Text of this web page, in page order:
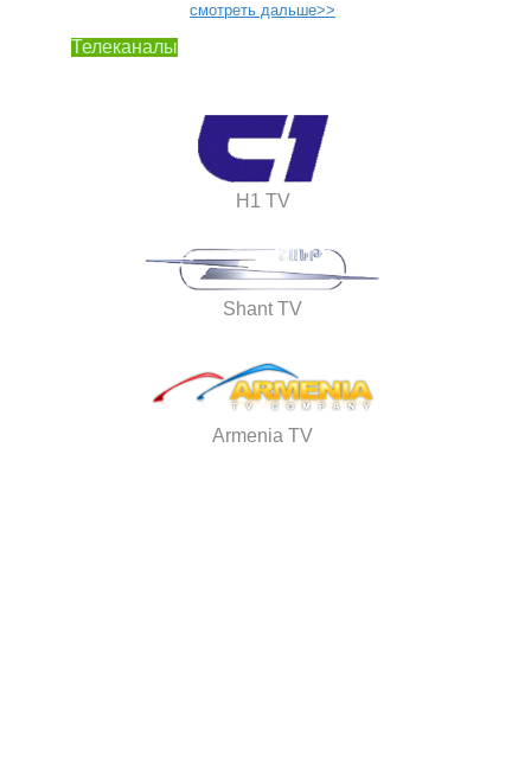
смотреть дальше>>
Телеканалы
H1 TV
Shant TV
Armenia TV